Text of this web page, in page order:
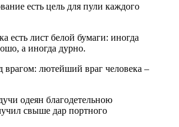
есть цель для пули каждого
есть лист белой бумаги: иногда
а иногда дурно.
врагом: лютейший враг человека –
одеян благодетельною
свыше дар портного